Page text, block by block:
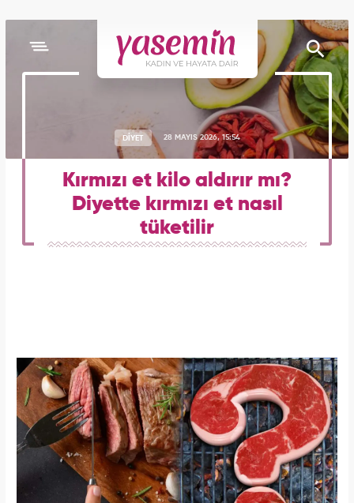
DİYET 28 MAYIS 2026, 15:54
Kırmızı et kilo aldırır mı?
Diyette kırmızı et nasıl
tüketilir